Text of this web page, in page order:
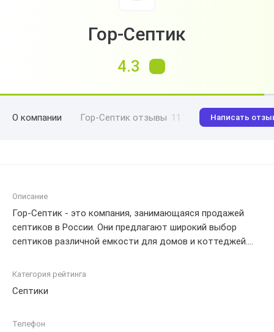
Гор-Септик
4.3
О компании Гор-Септик отзывы 11 Написать
Описание
Гор-Септик - это компания, занимающаяся продажей
септиков в России. Они предлагают широкий выбор
септиков различной емкости для домов и коттеджей.
обслуживанию септиков. У них работают опытные
наиболее подходящий септик и обеспечить его
с Гор-Септиком, чтобы получить качественный и
Категория рейтинга
Септики
Телефон